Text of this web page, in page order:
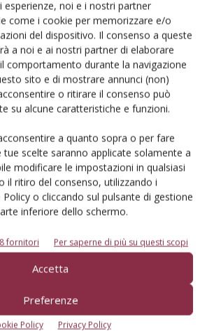
esperienze, noi e i nostri partner
come i cookie per memorizzare e/o
del dispositivo. Il consenso a queste
a noi e ai nostri partner di elaborare
comportamento durante la navigazione
sito e di mostrare annunci (non)
o ritirare il consenso può
su alcune caratteristiche e funzioni.
a quanto sopra o per fare
tue scelte saranno applicate solamente a
modificare le impostazioni in qualsiasi
il ritiro del consenso, utilizzando i
o cliccando sul pulsante di gestione
inferiore dello schermo.
fornitori Per saperne di più su questi scopi
Accetta
Preferenze
Policy Privacy Policy
compromettere questi
contribuiscono alla qualità e alle
dei nostri prodotti.
certi del proprio vantaggio
in un mercato in rapida